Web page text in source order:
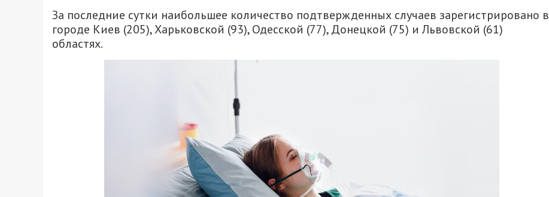
За последние сутки наибольшее количество подтвержденных случаев зарегистрировано в
городе Киев (205), Харьковской (93), Одесской (77), Донецкой (75) и Львовской (61)
областях.